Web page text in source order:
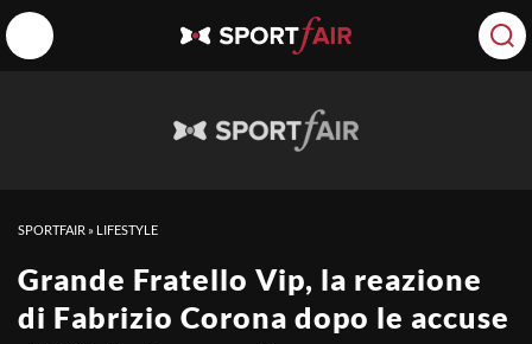
SPORTFAIR » LIFESTYLE
Grande Fratello Vip, la reazione
di Fabrizio Corona dopo le accuse